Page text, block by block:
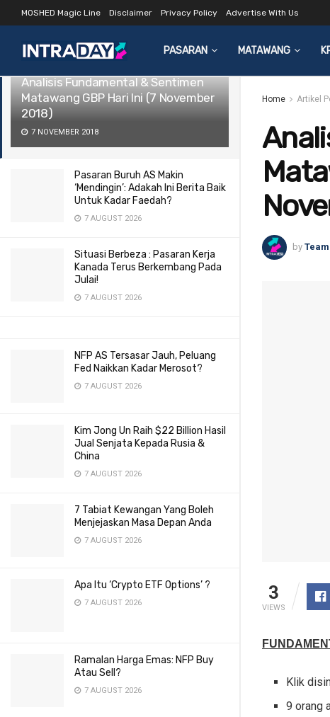
LATEST TRENDING Filter
Analisis Fundamental & Sentimen
Matawang GBP Hari Ini (7 November
2018)
7 NOVEMBER 2018
Pasaran Buruh AS Makin
‘Mendingin’: Adakah Ini Berita Baik
Untuk Kadar Faedah?
7 AUGUST 2026
Situasi Berbeza : Pasaran Kerja
Kanada Terus Berkembang Pada
Julai!
7 AUGUST 2026
NFP AS Tersasar Jauh, Peluang
Fed Naikkan Kadar Merosot?
7 AUGUST 2026
Kim Jong Un Raih $22 Billion Hasil
Jual Senjata Kepada Rusia &
China
7 AUGUST 2026
7 Tabiat Kewangan Yang Boleh
Menjejaskan Masa Depan Anda
7 AUGUST 2026
Apa Itu ‘Crypto ETF Options’ ?
7 AUGUST 2026
Ramalan Harga Emas: NFP Buy
Atau Sell?
7 AUGUST 2026
MOSHED Magic Line Disclaimer Privacy Policy Advertise With Us
PASARAN MATAWANG
Home Artikel
by Team
3
VIEWS
Klik
9 orang